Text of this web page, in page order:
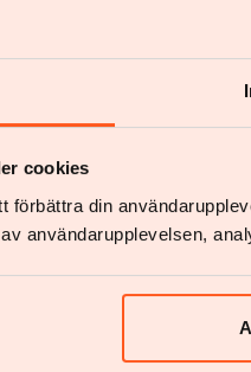
cookies
förbättra din
användarupplevelsen,
empati
å si hva de bør gjøre.
med pasienter, kan bidra
om vekt